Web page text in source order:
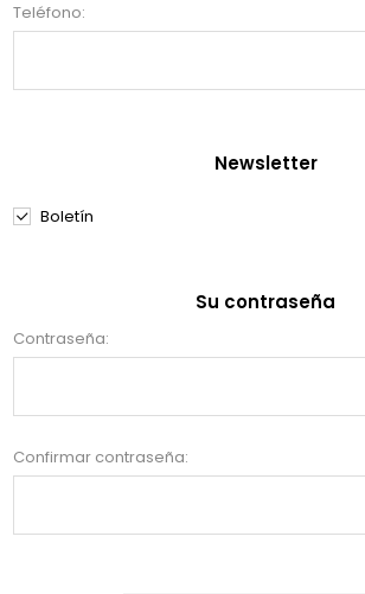
Teléfono:
Newsletter
Boletín
Su contraseña
Contraseña:
Confirmar contraseña: